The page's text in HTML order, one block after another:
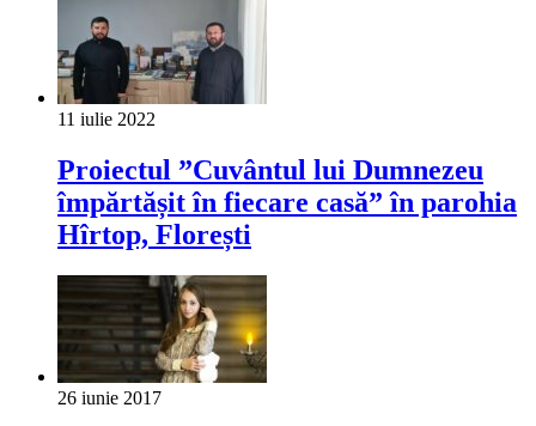
11 iulie 2022
Proiectul ”Cuvântul lui Dumnezeu
împărtășit în fiecare casă” în parohia
Hîrtop, Florești
26 iunie 2017